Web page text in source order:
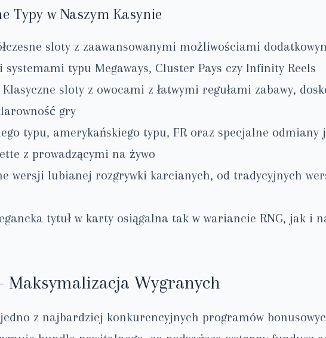
Typy w Naszym Kasynie
sloty z zaawansowanymi możliwościami
typu Megaways, Cluster Pays czy Infinity Reels
Klasyczne sloty z owocami z łatwymi regułami zabawy,
gry
typu, amerykańskiego typu, FR oraz specjalne
z prowadzącymi na żywo
wersji lubianej rozgrywki karcianych, od tradycyjnych
tytuł w karty osiągalna tak w wariancie RNG, jak i
Maksymalizacja Wygranych
z najbardziej konkurencyjnych programów